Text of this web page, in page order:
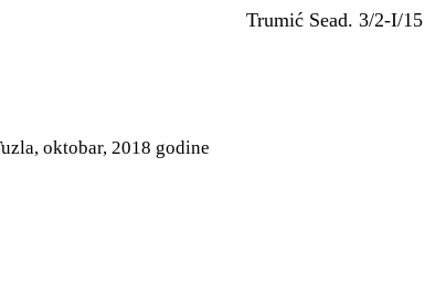
Trumić Sead. 3/2-I/15
oktobar, 2018 godine